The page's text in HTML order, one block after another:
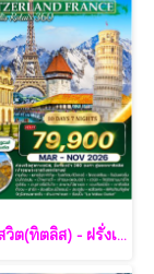
ทัวร์อิตาลี - สวิต(ทิตลิส) - ฝรั่งเศส 10 วัน -SV